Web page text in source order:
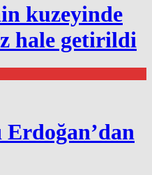
kuzeyinde
hale getirildi